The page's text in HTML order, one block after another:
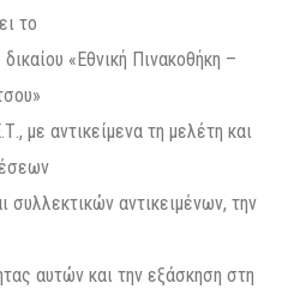
το
«Εθνική Πινακοθήκη –
με αντικείμενα τη μελέτη και
αντικειμένων, την
αυτών και την εξάσκηση στη